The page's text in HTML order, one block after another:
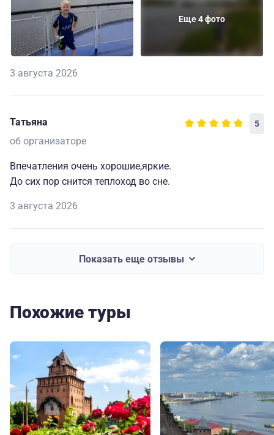
Еще 4 фото
3 августа 2026
Татьяна 5
об организаторе
Впечатления очень хорошие,яркие.
До сих пор снится теплоход во сне.
3 августа 2026
Показать еще отзывы
Похожие туры